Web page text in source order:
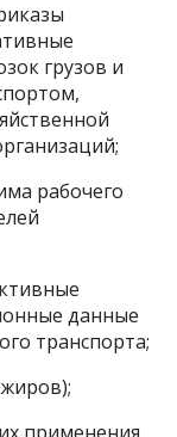
грузов и
рабочего
данные
транспорта;